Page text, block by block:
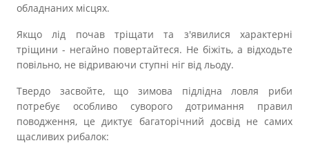
обладнаних місцях.
Якщо лід почав тріщати та з'явилися характерні
тріщини - негайно повертайтеся. Не біжіть, а відходьте
повільно, не відриваючи ступні ніг від льоду.
Твердо засвойте, що зимова підлідна ловля риби
потребує особливо суворого дотримання правил
поводження, це диктує багаторічний досвід не самих
щасливих рибалок: